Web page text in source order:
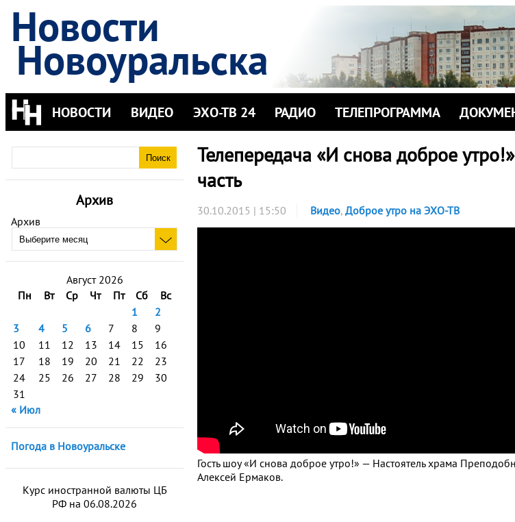
Новости
Новоуральска
НОВОСТИ ВИДЕО ЭХО-ТВ 24 РАДИО ТЕЛЕПРОГРАММА
Архив
Архив
Август 2026
Пн
Вт Ср Чт Пт Сб
Вс
1
2
3
4 5 6 7 8
9
10
11 12 13 14 15
16
17
18 19 20 21 22
23
24
25 26 27 28 29
30
31
« Июл
Погода в Новоуральске
Курс иностранной валюты ЦБ
РФ на 06.08.2026
Телепередача «И снова доброе
часть
30.10.2015 | 15:50 Видео, Доброе утро на ЭХО-ТВ
Гость шоу «И снова доброе утро!» — Настоятель храма
Алексей Ермаков.